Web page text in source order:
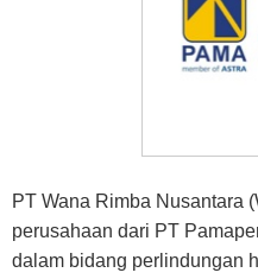
PT Wana Rimba Nusantara
perusahaan dari PT
dalam bidang perlindungan